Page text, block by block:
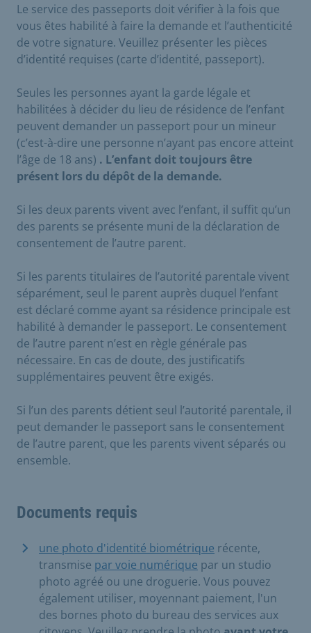
Le service des passeports doit vérifier à la fois que
vous êtes habilité à faire la demande et l’authenticité
de votre signature. Veuillez présenter les pièces
d’identité requises (carte d’identité, passeport).
Seules les personnes ayant la garde légale et
habilitées à décider du lieu de résidence de l’enfant
peuvent demander un passeport pour un mineur
(c’est-à-dire une personne n’ayant pas encore atteint
l’âge de 18 ans) . L’enfant doit toujours être
présent lors du dépôt de la demande.
Si les deux parents vivent avec l’enfant, il suffit qu’un
des parents se présente muni de la déclaration de
consentement de l’autre parent.
Si les parents titulaires de l’autorité parentale vivent
séparément, seul le parent auprès duquel l’enfant
est déclaré comme ayant sa résidence principale est
habilité à demander le passeport. Le consentement
de l’autre parent n’est en règle générale pas
nécessaire. En cas de doute, des justificatifs
supplémentaires peuvent être exigés.
Si l’un des parents détient seul l’autorité parentale, il
peut demander le passeport sans le consentement
de l’autre parent, que les parents vivent séparés ou
ensemble.
Documents requis
une photo d'identité biométrique récente,
transmise par voie numérique par un studio
photo agréé ou une droguerie. Vous pouvez
également utiliser, moyennant paiement, l'un
des bornes photo du bureau des services aux